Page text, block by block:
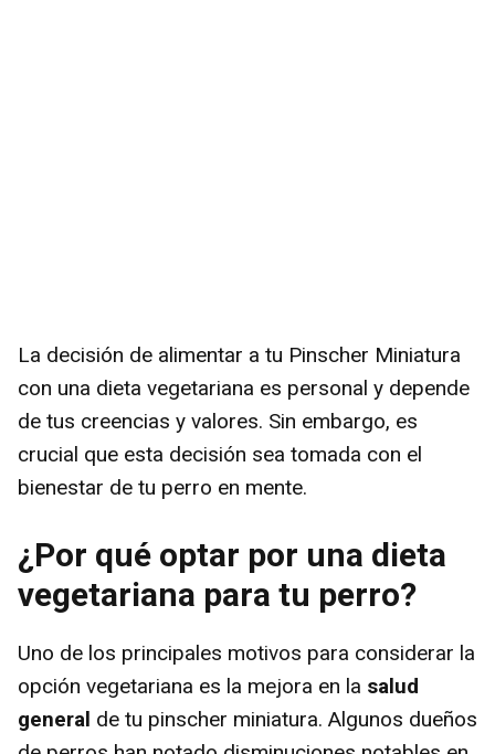
La decisión de alimentar a tu Pinscher Miniatura
con una dieta vegetariana es personal y depende
de tus creencias y valores. Sin embargo, es
crucial que esta decisión sea tomada con el
bienestar de tu perro en mente.
¿Por qué optar por una dieta
vegetariana para tu perro?
Uno de los principales motivos para considerar la
opción vegetariana es la mejora en la salud
general de tu pinscher miniatura. Algunos dueños